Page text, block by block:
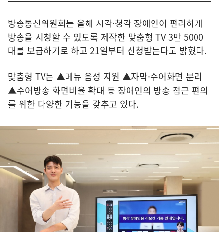
방송통신위원회는 올해 시각·청각 장애인이 편리하게
방송을 시청할 수 있도록 제작한 맞춤형 TV 3만 5000
대를 보급하기로 하고 21일부터 신청받는다고 밝혔다.
맞춤형 TV는 ▲메뉴 음성 지원 ▲자막·수어화면 분리
▲수어방송 화면비율 확대 등 장애인의 방송 접근 편의
를 위한 다양한 기능을 갖추고 있다.